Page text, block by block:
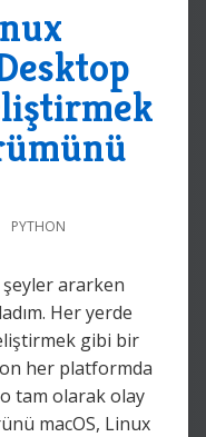
PYTHON
ararken
Her yerde
gibi bir
her platformda
tam olarak olay
macOS, Linux